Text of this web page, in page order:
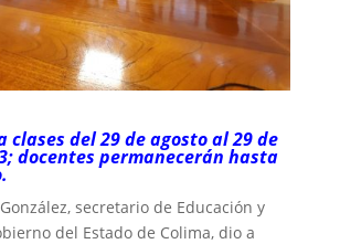
clases del 29 de agosto al 29 de
docentes permanecerán hasta
secretario de Educación y
del Estado de Colima, dio a